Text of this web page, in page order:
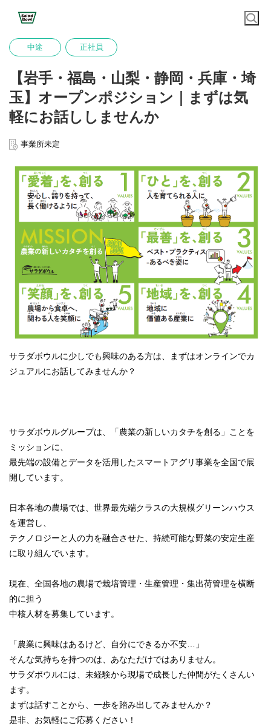
中途 正社員
【岩手・福島・山梨・静岡・兵庫・埼
玉】オープンポジション｜まずは気
軽にお話ししませんか
事業所未定
サラダボウルに少しでも興味のある方は、まずはオンラインでカ
ジュアルにお話してみませんか？
サラダボウルグループは、「農業の新しいカタチを創る」ことを
ミッションに、
最先端の設備とデータを活用したスマートアグリ事業を全国で展
開しています。
日本各地の農場では、世界最先端クラスの大規模グリーンハウス
を運営し、
テクノロジーと人の力を融合させた、持続可能な野菜の安定生産
に取り組んでいます。
現在、全国各地の農場で栽培管理・生産管理・集出荷管理を横断
的に担う
中核人材を募集しています。
「農業に興味はあるけど、自分にできるか不安…」
そんな気持ちを持つのは、あなただけではありません。
サラダボウルには、未経験から現場で成長した仲間がたくさんい
ます。
まずは話すことから、一歩を踏み出してみませんか？
是非、お気軽にご応募ください！